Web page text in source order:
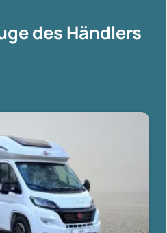
des Händlers